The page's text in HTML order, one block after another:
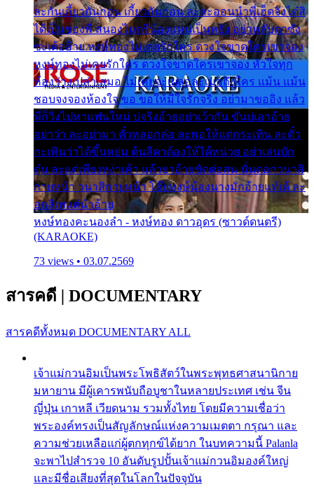
ละกันเกี้ยวกันก่อน เกี้ยวกันก่อน ละสะออนนำพี่เฮ็ดจังได๋สิ
ได้เป็นของพี่ สนองไมตรีน้องแหน่เป็นหยัง อย่าหลับตาซัง
ซะเด้ออ้าย หงษ์ทองไม่เคยรักใคร ดวงใจขาดใครเขาจอง
หงษ์ทองไม่เคยรักใคร ดวงใจขาดใครเขาจอง หัวใจทุก
ห้องว่างเปล่าเสมอ ไม่เคยจะเผลอละเมอถึงใคร แม้น แม้น
ชอบจงจองห้องใจ ขอ ขอให้มีใจรักจริง อย่ามาขออิง แล้ว
พี่ก็วิ่งไปหาแฟนใหม่ บ่จริงอ้ายอย่าเว้ากัน ขั่นบ่เอาอ้าย
อย่าว่า ละอย่ามา ตั๋วหลอกล่อ ละพอให้แต่กระเทิน ละตั๋ว
กะเทินว่าได้ขึ้นหย่ม ต้นสีดาต้องให้ได้หน่วย อย่าเล่นบัก
ตุ๋น ละแต่เพียงหง่าเค้า แล้วยาอ้ายขัดต่อสน นั่นดอกวนาสิ
กายหน้า วนาสิกายหน้า โอ๊ยหงษ์น้องนางมักอ้ายแท้เด้ ละ
อกสิเพแต่นำอ้าย
หงษ์ทองคะนองลำ - หงษ์ทอง ดาวอุดร (ซาวด์ดนตรี)
(KARAOKE)
73 views • 03.07.2569
สารคดี | DOCUMENTARY
สารคดีทั้งหมด DOCUMENTARY ALL
เจ้าแม่กวนอิมเป็นพระโพธิสัตว์ในพระพุทธศาสนานิกาย
มหายาน มีผู้เคารพนับถือบูชาในหลายประเทศ เช่น จีน
ญี่ปุ่น เกาหลี เวียดนาม รวมทั้งไทย โดยมีความเชื่อว่า
พระองค์ทรงเป็นสัญลักษณ์แห่งความเมตตา กรุณา และ
ความช่วยเหลือแก่ผู้ตกทุกข์ได้ยาก ในบทความนี้ Palanla
จะพาไปสำรวจ 10 อันดับรูปปั้นเจ้าแม่กวนอิมองค์ใหญ่
และมีชื่อเสียงที่สุดในโลกในปัจจุบัน